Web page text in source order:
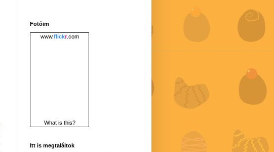
Fotóim
www.flickr.com
What is this?
Itt is megtaláltok